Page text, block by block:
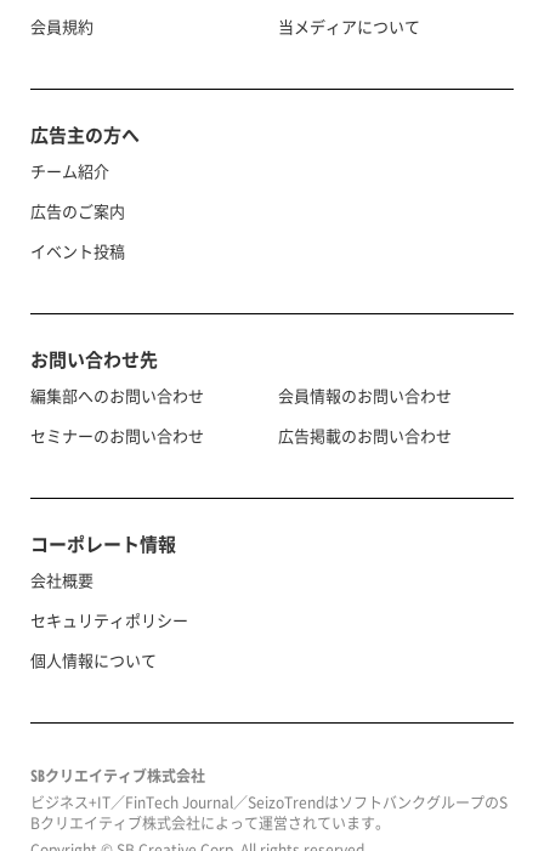
会員規約
当メディアについて
広告主の方へ
チーム紹介
広告のご案内
イベント投稿
お問い合わせ先
編集部へのお問い合わせ
セミナーのお問い合わせ
会員情報のお問い合わせ
広告掲載のお問い合わせ
コーポレート情報
会社概要
セキュリティポリシー
個人情報について
SBクリエイティブ株式会社
ビジネス+IT／FinTech Journal／SeizoTrendはソフトバンクグループのS
Bクリエイティブ株式会社によって運営されています。